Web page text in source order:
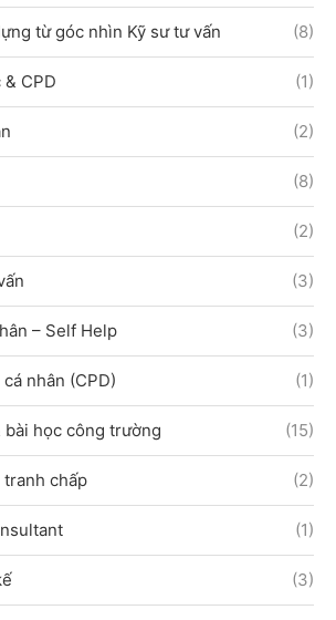
từ góc nhìn Kỹ sư tư vấn (8)
CPD (1)
(2)
(8)
(2)
(3)
– Self Help (3)
nhân (CPD) (1)
bài học công trường (15)
tranh chấp (2)
(1)
(3)